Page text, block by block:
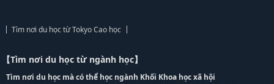
Tìm nơi du học từ Tokyo Cao học
【Tìm nơi du học từ ngành học】
Tìm nơi du học mà có thể học ngành Khối Khoa học xã hội